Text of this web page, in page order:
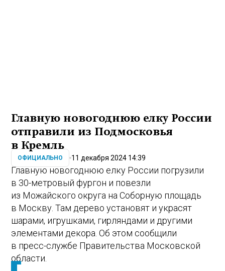
Главную новогоднюю елку России
отправили из Подмосковья
в Кремль
ОФИЦИАЛЬНО 11 декабря 2024 14:39
Главную новогоднюю елку России погрузили
в 30-метровый фургон и повезли
из Можайского округа на Соборную площадь
в Москву. Там дерево установят и украсят
шарами, игрушками, гирляндами и другими
элементами декора. Об этом сообщили
в пресс-службе Правительства Московской
области.